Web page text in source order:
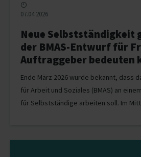
07.04.2026
Neue Selbstständigkeit
der BMAS-Entwurf für
Auftraggeber bedeuten
Ende März 2026 wurde bekannt, dass
für Arbeit und Soziales (BMAS) an
für Selbstständige arbeiten soll. Im